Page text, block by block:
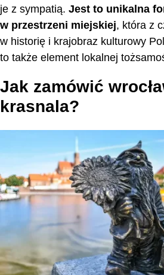
je z sympatią. Jest to unikalna
w przestrzeni miejskiej, która z
w historię i krajobraz kulturowy
to także element lokalnej
Jak zamówić
krasnala?